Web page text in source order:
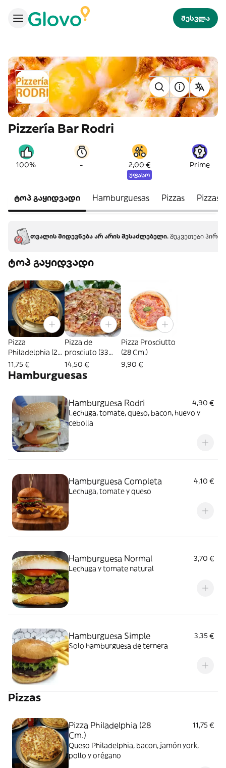
შესვლა
Pizzería Bar Rodri
100% - 2,00 €
უფასო
Prime
ტოპ გაყიდვადი Hamburguesas Pizzas Pizzas
თვალის მიდევნება არ არის შესაძლებელი. შეკვეთები
ტოპ გაყიდვადი
Pizza
Philadelphia (28
Cm.)
11,75 €
Pizza de
prosciuto (33
cm.)
14,50 €
Pizza Prosciutto
(28 Cm.)
9,90 €
Hamburguesas
Hamburguesa Rodri
4,90 €
Lechuga, tomate, queso, bacon, huevo y
cebolla
Hamburguesa Completa
4,10 €
Lechuga, tomate y queso
Hamburguesa Normal
3,70 €
Lechuga y tomate natural
Hamburguesa Simple
3,35 €
Solo hamburguesa de ternera
Pizzas
Pizza Philadelphia (28
Cm.)
11,75 €
Queso Philadelphia, bacon, jamón york,
pollo y orégano